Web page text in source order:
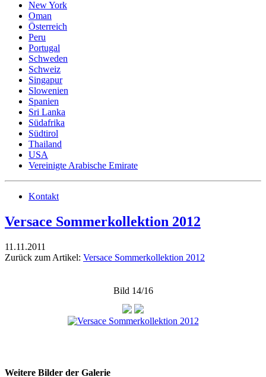
New York
Oman
Österreich
Peru
Portugal
Schweden
Schweiz
Singapur
Slowenien
Spanien
Sri Lanka
Südafrika
Südtirol
Thailand
USA
Vereinigte Arabische Emirate
Kontakt
Versace Sommerkollektion 2012
11.11.2011
Zurück zum Artikel: Versace Sommerkollektion 2012
Bild 14/16
Weitere Bilder der Galerie